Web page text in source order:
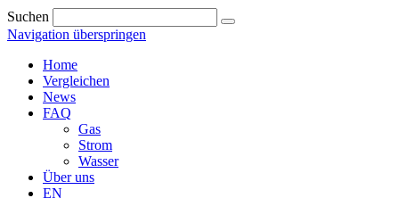
Suchen
Navigation überspringen
Home
Vergleichen
News
FAQ
Gas
Strom
Wasser
Über uns
EN